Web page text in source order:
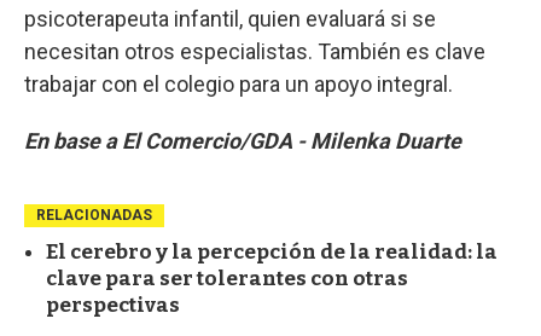
psicoterapeuta infantil, quien evaluará si se
necesitan otros especialistas. También es clave
trabajar con el colegio para un apoyo integral.
En base a El Comercio/GDA - Milenka Duarte
RELACIONADAS
El cerebro y la percepción de la realidad: la
clave para ser tolerantes con otras
perspectivas